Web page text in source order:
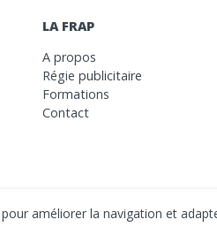
LA FRAP
A propos
Régie publicitaire
Formations
Contact
améliorer la navigation et